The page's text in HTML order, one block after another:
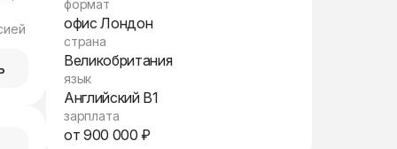
формат
офис Лондон
страна
Великобритания
язык
Английский B1
зарплата
от 900 000 ₽